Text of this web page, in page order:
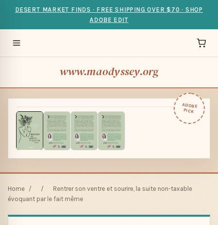
DESERT MARKET FINDS · FREE SHIPPING OVER $70 · SHOP
ADOBE EDIT
www.maodyssey.org
ADOBE
PICK
Home / /
Rentrer son ventre et sourire, la suite non-taxable
évoquant par le fait même